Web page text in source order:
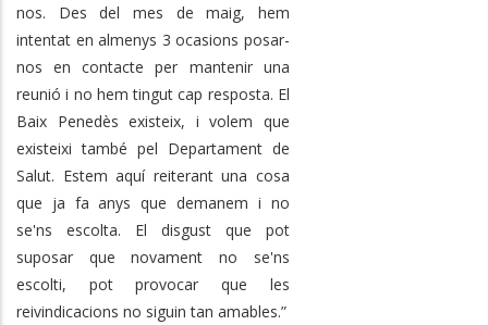
nos. Des del mes de maig, hem
intentat en almenys 3 ocasions posar-
nos en contacte per mantenir una
reunió i no hem tingut cap resposta. El
Baix Penedès existeix, i volem que
existeixi també pel Departament de
Salut. Estem aquí reiterant una cosa
que ja fa anys que demanem i no
se'ns escolta. El disgust que pot
suposar que novament no se'ns
escolti, pot provocar que les
reivindicacions no siguin tan amables.”